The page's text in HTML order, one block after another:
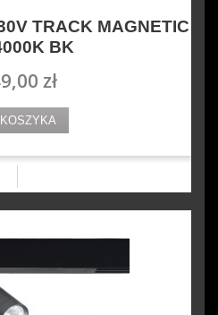
TRACK MAGNETIC
BK
zł